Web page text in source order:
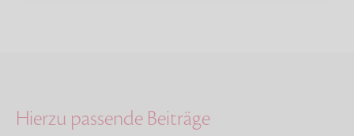
Hierzu passende Beiträge